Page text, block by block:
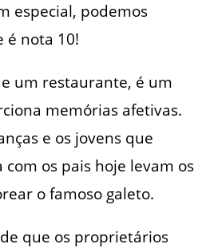
especial, podemos
é nota 10!
um restaurante, é um
memórias afetivas.
e os jovens que
os pais hoje levam os
o famoso galeto.
que os proprietários